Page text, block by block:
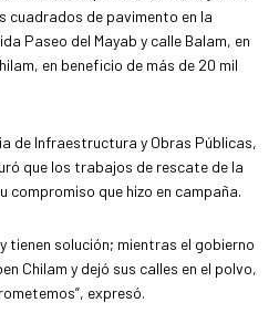
cuadrados de pavimento en la
Paseo del Mayab y calle Balam, en
en beneficio de más de 20 mil
de Infraestructura y Obras Públicas,
que los trabajos de rescate de la
compromiso que hizo en campaña.
tienen solución; mientras el gobierno
Chilam y dejó sus calles en el polvo,
expresó.